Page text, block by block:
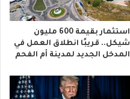
استثمار بقيمة 600 مليون
شيكل.. قريبًا انطلاق العمل في
المدخل الجديد لمدينة أم الفحم